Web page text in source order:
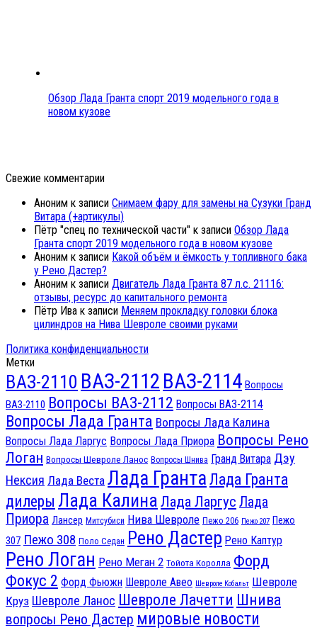
Обзор Лада Гранта спорт 2019 модельного года в
новом кузове
Свежие комментарии
Аноним к записи Снимаем фару для замены на Сузуки Гранд
Витара (+артикулы)
Пётр "спец по технической части" к записи Обзор Лада
Гранта спорт 2019 модельного года в новом кузове
Аноним к записи Какой объём и ёмкость у топливного бака
у Рено Дастер?
Аноним к записи Двигатель Лада Гранта 87 л.с. 21116:
отзывы, ресурс до капитального ремонта
Пётр Ива к записи Меняем прокладку головки блока
цилиндров на Нива Шевроле своими руками
Политика конфиденциальности
Метки
ВАЗ-2110 ВАЗ-2112 ВАЗ-2114 Вопросы
ВАЗ-2110 Вопросы ВАЗ-2112 Вопросы ВАЗ-2114
Вопросы Лада Гранта Вопросы Лада Калина
Вопросы Лада Ларгус Вопросы Лада Приора Вопросы Рено
Логан Вопросы Шевроле Ланос Вопросы Шнива Гранд Витара Дэу
Нексия Лада Веста Лада Гранта Лада Гранта
дилеры Лада Калина Лада Ларгус Лада
Приора Лансер Митсубиси Нива Шевроле Пежо 206 Пежо 207 Пежо
307 Пежо 308 Поло Седан Рено Дастер Рено Каптур
Рено Логан Рено Меган 2 Тойота Королла Форд
Фокус 2 Форд Фьюжн Шевроле Авео Шевроле Кобальт Шевроле
Круз Шевроле Ланос Шевроле Лачетти Шнива
вопросы Рено Дастер мировые новости